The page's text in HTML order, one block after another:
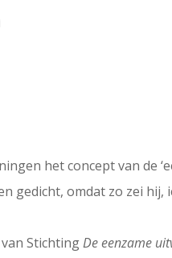
het concept van de
omdat zo zei hij,
van StichtingDe eenzame